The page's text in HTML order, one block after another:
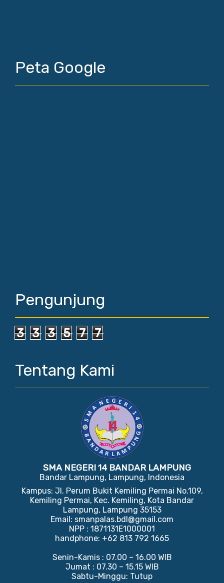
Peta Google
Pengunjung
3 3 3 5 7 7
Tentang Kami
SMA NEGERI 14 BANDAR LAMPUNG
Bandar Lampung, Lampung, Indonesia
Kampus: Jl. Perum Bukit Kemiling Permai No.109,
Kemiling Permai, Kec. Kemiling, Kota Bandar
Lampung, Lampung 35153
Email: smanpalas.bdl@gmail.com
NPP : 1871131E1000001
handphone: +62 813 792 1665
Senin-Kamis : 07.00 – 16.00 WIB
Jumat : 07.30 – 15.15 WIB
Sabtu-Minggu: Tutup